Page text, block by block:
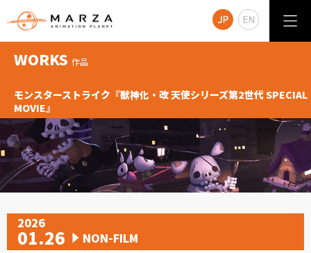
WORKS 作品
モンスターストライク『獣神化・改 天使シリーズ第2世代 SPECIAL
MOVIE』
2026
01.26 NON-FILM